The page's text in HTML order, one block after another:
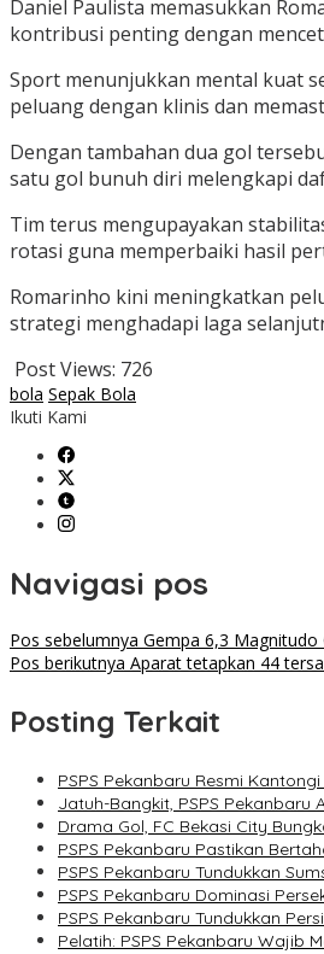
Daniel Paulista memasukkan
kontribusi penting dengan
Sport menunjukkan mental kuat
peluang dengan klinis dan
Dengan tambahan dua gol
satu gol bunuh diri melengkapi
Tim terus mengupayakan
rotasi guna memperbaiki hasil
Romarinho kini meningkatkan
strategi menghadapi laga
Post Views: 726
bola Sepak Bola
Ikuti Kami
Navigasi pos
Pos sebelumnya Gempa 6,3
Pos berikutnya Aparat tetapkan 44
Posting Terkait
PSPS Pekanbaru Resmi
Jatuh-Bangkit, PSPS Pekanbaru
Drama Gol, FC Bekasi City
PSPS Pekanbaru Pastikan
PSPS Pekanbaru Tundukkan
PSPS Pekanbaru Dominasi
PSPS Pekanbaru Tundukkan
Pelatih: PSPS Pekanbaru Wajib